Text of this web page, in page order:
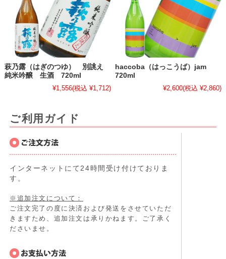
萩乃露（はぎのつゆ） 別誂え
純米吟醸 生酒 720ml
¥1,556(税込 ¥1,712)
haccoba（はっこうば）jam
720ml
¥2,600(税込 ¥2,860)
ご利用ガイド
インターネットにて24時間受け付けておりま
す。
※追加注文について：
ご注文完了の度に決済および発送をさせていただ
きますため、追加注文は承りかねます。ご了承く
ださいませ。